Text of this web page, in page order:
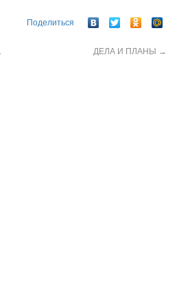
Поделиться
ДЕЛА И ПЛАНЫ →